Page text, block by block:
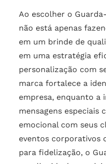
Ao escolher o
não está apenas
em um brinde de
em uma estratégia
personalização com
marca fortalece a
empresa, enquanto a
mensagens especiais
emocional com seus
eventos corporativos
para fidelização, o